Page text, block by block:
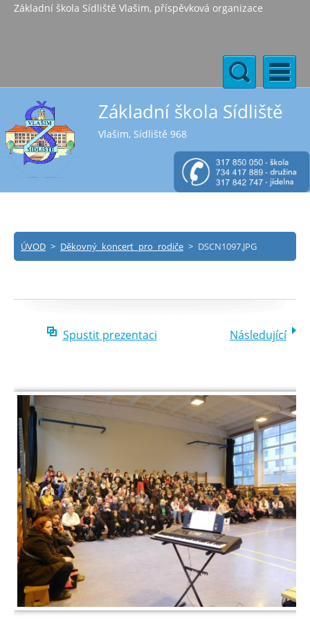
Základní škola Sídliště Vlašim, příspěvková organizace
Základní škola Sídliště
Vlašim, Sídliště 968
ÚVOD > Děkovný koncert pro rodiče > DSCN1097.JPG
Spustit prezentaci Následující